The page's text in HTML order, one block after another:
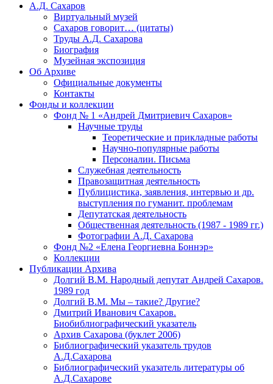
А.Д. Сахаров
Виртуальный музей
Сахаров говорит… (цитаты)
Труды А.Д. Сахарова
Биография
Музейная экспозиция
Об Архиве
Официальные документы
Контакты
Фонды и коллекции
Фонд № 1 «Андрей Дмитриевич Сахаров»
Научные труды
Теоретические и прикладные работы
Научно-популярные работы
Персоналии. Письма
Служебная деятельность
Правозащитная деятельность
Публицистика, заявления, интервью и др.
выступления по гуманит. проблемам
Депутатская деятельность
Общественная деятельность (1987 - 1989 гг.)
Фотографии А.Д. Сахарова
Фонд №2 «Елена Георгиевна Боннэр»
Коллекции
Публикации Архива
Долгий В.М. Народный депутат Андрей Сахаров.
1989 год
Долгий В.М. Мы – такие? Другие?
Дмитрий Иванович Сахаров.
Биобиблиографический указатель
Архив Сахарова (буклет 2006)
Библиографический указатель трудов
А.Д.Сахарова
Библиографический указатель литературы об
А.Д.Сахарове